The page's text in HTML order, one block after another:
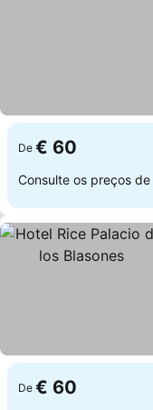
De € 60
Consulte os preços de
De € 60